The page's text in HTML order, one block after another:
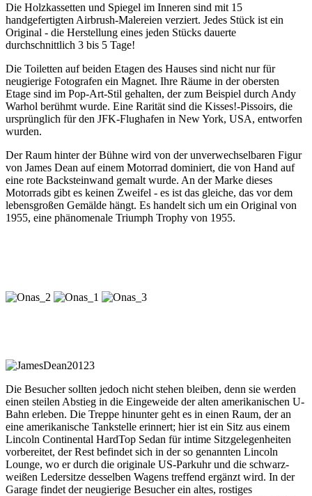
Die Holzkassetten und Spiegel im Inneren sind mit 15
handgefertigten Airbrush-Malereien verziert. Jedes Stück ist ein
Original - die Herstellung eines jeden Stücks dauerte
durchschnittlich 3 bis 5 Tage!
Die Toiletten auf beiden Etagen des Hauses sind nicht nur für
neugierige Fotografen ein Magnet. Ihre Räume in der obersten
Etage sind im Pop-Art-Stil gehalten, der zum Beispiel durch Andy
Warhol berühmt wurde. Eine Rarität sind die Kisses!-Pissoirs, die
ursprünglich für den JFK-Flughafen in New York, USA, entworfen
wurden.
Der Raum hinter der Bühne wird von der unverwechselbaren Figur
von James Dean auf einem Motorrad dominiert, die von Hand auf
eine rote Backsteinwand gemalt wurde. An der Marke dieses
Motorrads gibt es keinen Zweifel - es ist das gleiche, das vor dem
lebensgroßen Gemälde hängt. Es handelt sich um ein Original von
1955, eine phänomenale Triumph Trophy von 1955.
Die Besucher sollten jedoch nicht stehen bleiben, denn sie werden
einen steilen Abstieg in die Eingeweide der alten amerikanischen U-
Bahn erleben. Die Treppe hinunter geht es in einen Raum, der an
eine amerikanische Tankstelle erinnert; hier ist ein Sitz aus einem
Lincoln Continental HardTop Sedan für intime Sitzgelegenheiten
vorbereitet, der Rest befindet sich in der so genannten Lincoln
Lounge, wo er durch die originale US-Parkuhr und die schwarz-
weißen Ledersitze desselben Wagens treffend ergänzt wird. In der
Garage findet der neugierige Besucher ein altes, rostiges